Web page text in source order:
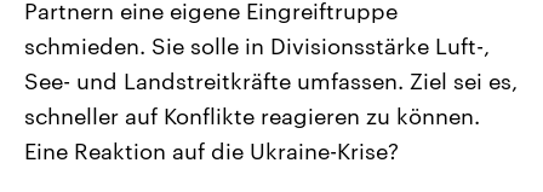
Landtagswahl Sachsen-Anhalt
2026
Alle Informationen
Sachsen-Anhalt wählt am 6.
September 2026 einen neuen
USA
Aktuelle Beiträge,
Hintergründe
Wirtschaftlich und
gehören die Vereinigten
Partnern eine eigene Eingreiftruppe
schmieden. Sie solle in Divisionsstärke Luft-,
See- und Landstreitkräfte umfassen. Ziel sei es,
schneller auf Konflikte reagieren zu können.
Eine Reaktion auf die Ukraine-Krise?